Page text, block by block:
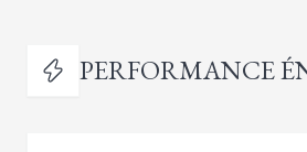
PERFORMANCE